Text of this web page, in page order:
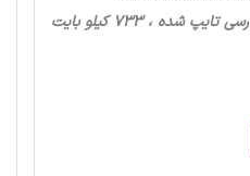
، کلیه گرایش ها، 14 صفحه فارسی تایپ شده ، 733 کیلو بایت